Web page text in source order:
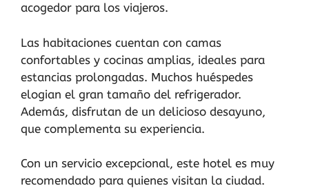
acogedor para los viajeros.
Las habitaciones cuentan con camas
confortables y cocinas amplias, ideales para
estancias prolongadas. Muchos huéspedes
elogian el gran tamaño del refrigerador.
Además, disfrutan de un delicioso desayuno,
que complementa su experiencia.
Con un servicio excepcional, este hotel es muy
recomendado para quienes visitan la ciudad.